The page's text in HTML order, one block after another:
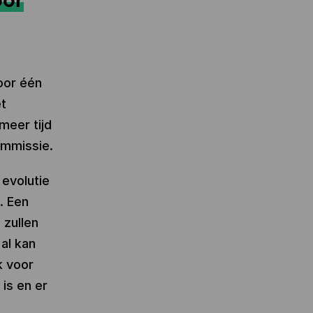
één
tijd
Een
kan
voor
en er